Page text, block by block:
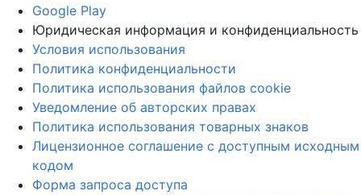
Google Play
Юридическая информация и конфиденциальность
Условия использования
Политика конфиденциальности
Политика использования файлов cookie
Уведомление об авторских правах
Политика использования товарных знаков
Лицензионное соглашение с доступным исходным
кодом
Форма запроса доступа